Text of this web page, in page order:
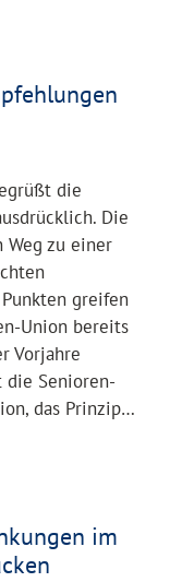
die
Die
zu einer
greifen
Union bereits
Vorjahre
die Senioren-
das Prinzip…
im